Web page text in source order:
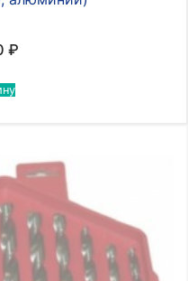
₽